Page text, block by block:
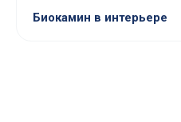
Биокамин в интерьере